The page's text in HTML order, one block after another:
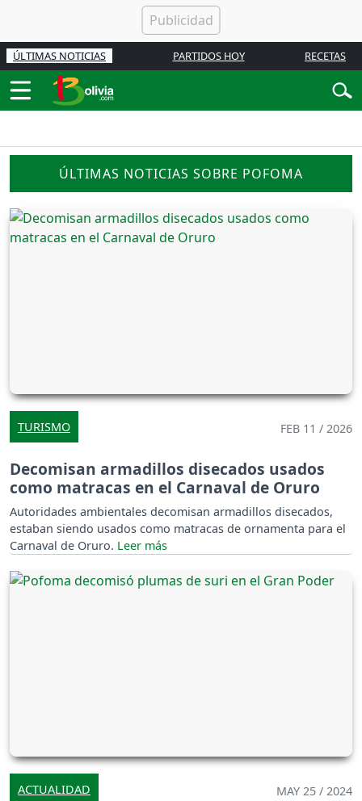
ÚLTIMAS NOTICIAS PARTIDOS HOY RECETAS
ÚLTIMAS NOTICIAS SOBRE POFOMA
TURISMO FEB 11 / 2026
Decomisan armadillos disecados usados
como matracas en el Carnaval de Oruro
Autoridades ambientales decomisan armadillos disecados,
estaban siendo usados como matracas de ornamenta para el
Carnaval de Oruro.
ACTUALIDAD MAY 25 / 2024